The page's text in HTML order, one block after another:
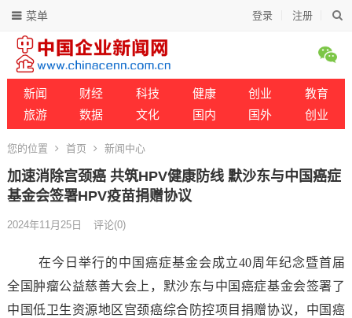
登录 注册
菜单
新闻 财经 科技 健康 创业
教育
旅游
数据 文化 国内 国外 创业
您的位置 首页 新闻中心
加速消除宫颈癌 共筑HPV健康防线 默沙东与中国癌症
基金会签署HPV疫苗捐赠协议
2024年11月25日 评论(0)
在今日举行的中国癌症基金会成立40周年纪念暨首届
全国肿瘤公益慈善大会上，默沙东与中国癌症基金会签署了
中国低卫生资源地区宫颈癌综合防控项目捐赠协议，中国癌